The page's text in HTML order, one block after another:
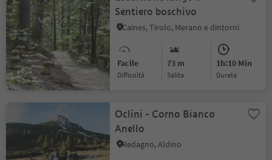
Sentiero boschivo
Caines, Tirolo, Merano e dintorni
Facile
Difficoltà
73 m
Salita
1h:10 Min
durata
Oclini - Corno Bianco
Anello
Redagno, Aldino